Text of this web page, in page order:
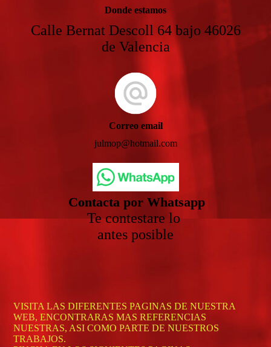
Donde estamos
Calle Bernat Descoll 64 bajo 46026
de Valencia
Correo email
julmop@hotmail.com
Contacta por Whatsapp
Te contestare lo
antes posible
VISITA LAS DIFERENTES PAGINAS DE NUESTRA
WEB, ENCONTRARAS MAS REFERENCIAS
NUESTRAS, ASI COMO PARTE DE NUESTROS
TRABAJOS.